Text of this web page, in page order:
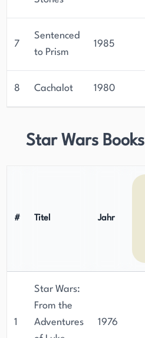
7
Sentenced
to Prism
1985
8 Cachalot 1980
Star Wars Books
# Titel Jahr
1
Star Wars:
From the
Adventures
1976